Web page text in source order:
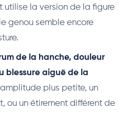
utilise la version de la figure
genou semble encore
de la hanche, douleur
blessure aiguë de la
plus petite, un
ou un étirement différent de